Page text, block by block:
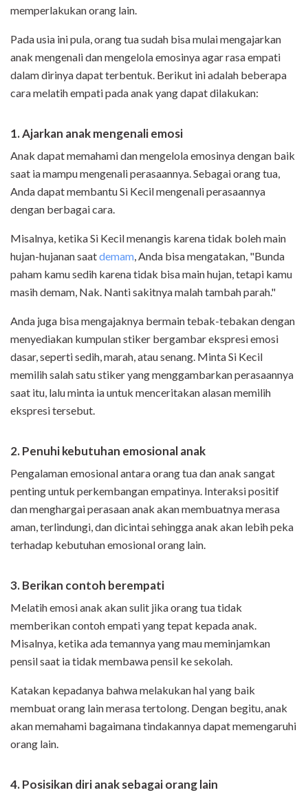
memperlakukan orang lain.
Pada usia ini pula, orang tua sudah bisa mulai mengajarkan
anak mengenali dan mengelola emosinya agar rasa empati
dalam dirinya dapat terbentuk. Berikut ini adalah beberapa
cara melatih empati pada anak yang dapat dilakukan:
1. Ajarkan anak mengenali emosi
Anak dapat memahami dan mengelola emosinya dengan baik
saat ia mampu mengenali perasaannya. Sebagai orang tua,
Anda dapat membantu Si Kecil mengenali perasaannya
dengan berbagai cara.
Misalnya, ketika Si Kecil menangis karena tidak boleh main
hujan-hujanan saatdemam, Anda bisa mengatakan, "Bunda
paham kamu sedih karena tidak bisa main hujan, tetapi kamu
masih demam, Nak. Nanti sakitnya malah tambah parah."
Anda juga bisa mengajaknya bermain tebak-tebakan dengan
menyediakan kumpulan stiker bergambar ekspresi emosi
dasar, seperti sedih, marah, atau senang. Minta Si Kecil
memilih salah satu stiker yang menggambarkan perasaannya
saat itu, lalu minta ia untuk menceritakan alasan memilih
ekspresi tersebut.
2. Penuhi kebutuhan emosional anak
Pengalaman emosional antara orang tua dan anak sangat
penting untuk perkembangan empatinya. Interaksi positif
dan menghargai perasaan anak akan membuatnya merasa
aman, terlindungi, dan dicintai sehingga anak akan lebih peka
terhadap kebutuhan emosional orang lain.
3. Berikan contoh berempati
Melatih emosi anak akan sulit jika orang tua tidak
memberikan contoh empati yang tepat kepada anak.
Misalnya, ketika ada temannya yang mau meminjamkan
pensil saat ia tidak membawa pensil ke sekolah.
Katakan kepadanya bahwa melakukan hal yang baik
membuat orang lain merasa tertolong. Dengan begitu, anak
akan memahami bagaimana tindakannya dapat memengaruhi
orang lain.
4. Posisikan diri anak sebagai orang lain